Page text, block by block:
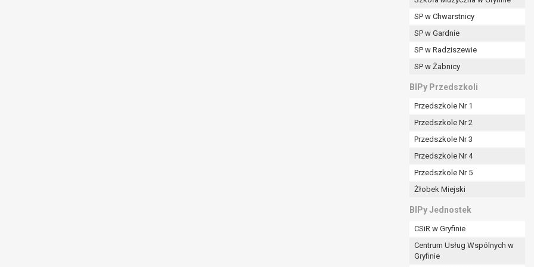
SP w Chwarstnicy
SP w Gardnie
SP w Radziszewie
SP w Żabnicy
BIPy Przedszkoli
Przedszkole Nr 1
Przedszkole Nr 2
Przedszkole Nr 3
Przedszkole Nr 4
Przedszkole Nr 5
Żłobek Miejski
BIPy Jednostek
CSiR w Gryfinie
Centrum Usług Wspólnych w
Gryfinie
art. 16 RODO,
prawo do bycia zapomnianym) na podstawie art. 17 RODO, w przypadku gdy:
były zebrane lub w inny sposób przetwarzane,
na przetwarzanie danych osobowych, która jest podstawą przetwarzania danych i nie ma innej podstawy prawnej
z prawem,
się z obowiązku wynikającego z przepisów prawa;
danych osobowych – na okres pozwalający administratorowi sprawdzić prawidłowość tych danych,
celów, ale osoba, której dane dotyczą, potrzebuje ich do ustalenia, obrony lub dochodzenia roszczeń,
wobec przetwarzania danych - do czasu ustalenia czy prawnie uzasadnione podstawy po stronie administratora są
RODO, w przypadku gdy łącznie spełnione są następujące przesłanki:
umowy zawartej z osobą, której dane dotyczą lub na podstawie zgody wyrażonej przez tą osobę,
art. 21 RODO, wobec przetwarzania danych osobowych, którego podstawą prawną jest: